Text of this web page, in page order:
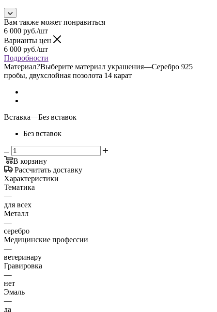
Вам также может понравиться
6 000 руб./шт
Варианты цен
6 000 руб./шт
Подробности
Материал?Выберите материал украшения—Серебро 925
пробы, двухслойная позолота 14 карат
Вставка—Без вставок
Без вставок
В корзину
Рассчитать доставку
Характеристики
Тематика
—
для всех
Металл
—
серебро
Медицинские профессии
—
ветеринару
Гравировка
—
нет
Эмаль
—
да